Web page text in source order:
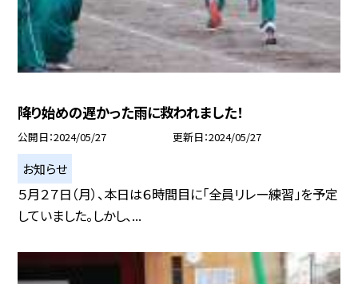
降り始めの遅かった雨に救われました！
公開日 2024/05/27 更新日 2024/05/27
お知らせ
５月２７日（月）、本日は６時間目に「全員リレー練習」を予定
していました。しかし、...